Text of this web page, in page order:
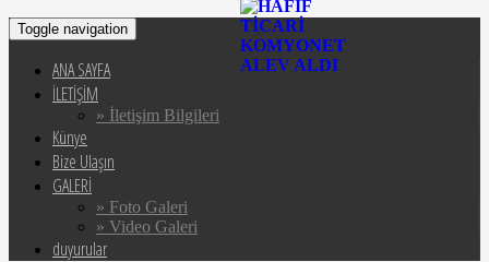
Toggle navigation
ANA SAYFA
İLETİŞİM
» İletişim Bilgileri
Künye
Bize Ulaşın
GALERİ
» Foto Galeri
» Video Galeri
duyurular